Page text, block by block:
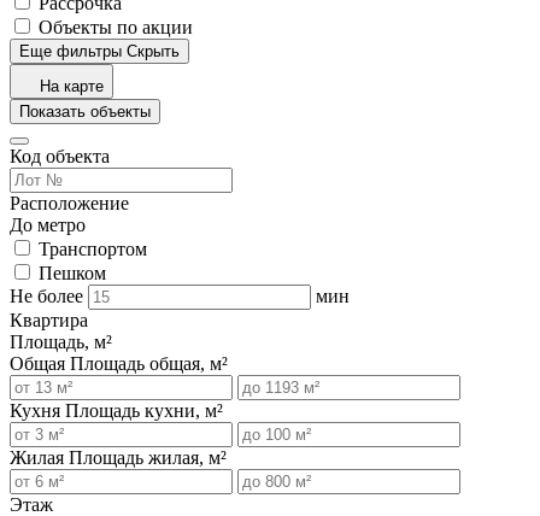
Объекты по акции
Еще фильтры Скрыть
На карте
Показать объекты
Код объекта
Расположение
До метро
Транспортом
Пешком
Не более
мин
Квартира
Площадь, м²
Общая Площадь общая, м²
Кухня Площадь кухни, м²
Жилая Площадь жилая, м²
Этаж